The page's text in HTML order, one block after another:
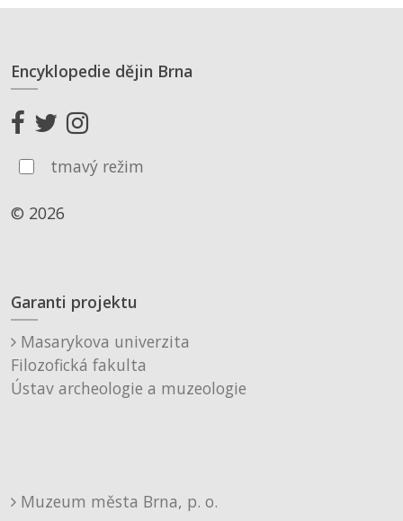
Encyklopedie dějin Brna
tmavý režim
© 2026
Garanti projektu
Masarykova univerzita
Filozofická fakulta
Ústav archeologie a muzeologie
Muzeum města Brna, p. o.